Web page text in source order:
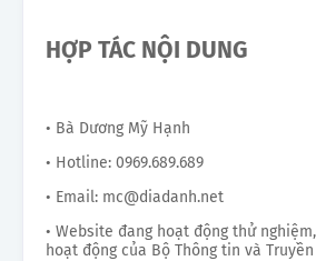
HỢP TÁC NỘI DUNG
• Bà Dương Mỹ Hạnh
• Hotline: 0969.689.689
• Email: mc@diadanh.net
• Website đang hoạt động thử
hoạt động của Bộ Thông tin và